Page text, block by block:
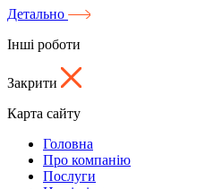
Детально
Інші роботи
Закрити
Карта сайту
Головна
Про компанію
Послуги